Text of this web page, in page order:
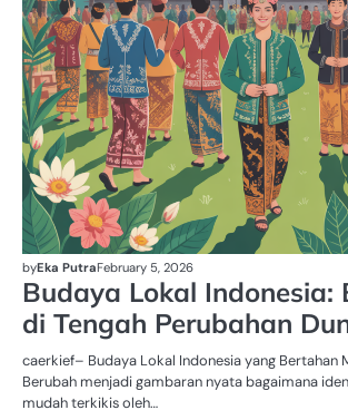
byEka PutraFebruary 5, 2026
Budaya Lokal Indonesia:
di Tengah Perubahan
caerkief– Budaya Lokal Indonesia yang Bertahan
Berubah menjadi gambaran nyata bagaimana
mudah terkikis oleh…